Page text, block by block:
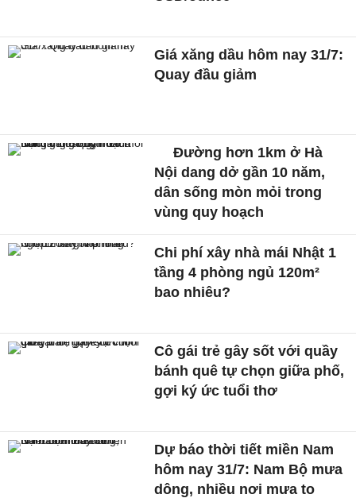
Giá xăng dầu hôm nay 31/7:
Quay đầu giảm
Đường hơn 1km ở Hà
Nội dang dở gần 10 năm,
dân sống mòn mỏi trong
vùng quy hoạch
Chi phí xây nhà mái Nhật 1
tầng 4 phòng ngủ 120m²
bao nhiêu?
Cô gái trẻ gây sốt với quầy
bánh quê tự chọn giữa phố,
gợi ký ức tuổi thơ
Dự báo thời tiết miền Nam
hôm nay 31/7: Nam Bộ mưa
dông, nhiều nơi mưa to